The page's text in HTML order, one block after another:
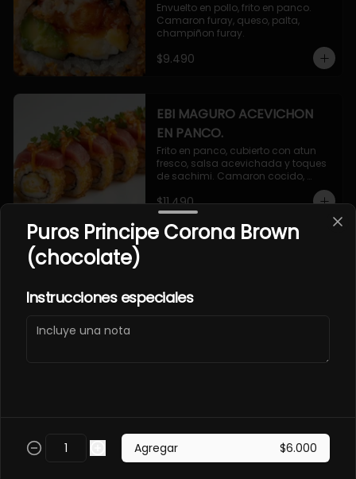
Envuelto en pollo, frito en panco.
Camaron furay, queso, palta,
champiñon furay.
$9.490
EBI MAGURO ACEVICHON
EN PANCO.
Frito en panco, cubierto con atun
fresco, salsa acevichada y toques
de sachimi. Camaron cocido,
$11.490
Envuelto en palta, cubierto con
salmon fresco, salsa acevichada y
Frito en panco, cubierto con pulpo y
salsa acevichada, toques de
shichimi. Camaron furay, queso,
Puros Principe Corona Brown
(chocolate)
Instrucciones especiales
Agregar $6.000